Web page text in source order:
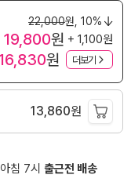
22,000원, 10%
19,800원 + 1,100원
원 더보기
13,860원
침 7시 출근전 배송